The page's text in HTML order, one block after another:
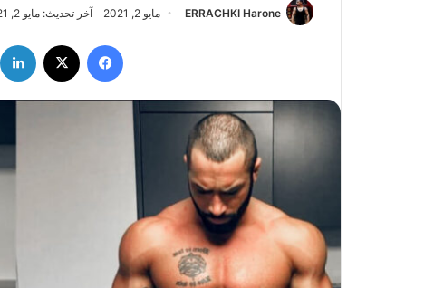
ERRACHKI Harone مايو 2, 2021 آخر تحديث: مايو 2, 2021
فيسبوك